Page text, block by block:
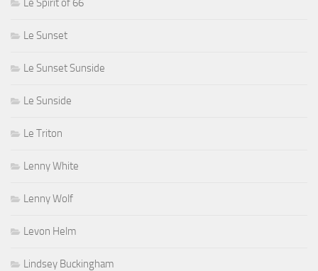
Le Spirit of 66
Le Sunset
Le Sunset Sunside
Le Sunside
Le Triton
Lenny White
Lenny Wolf
Levon Helm
Lindsey Buckingham